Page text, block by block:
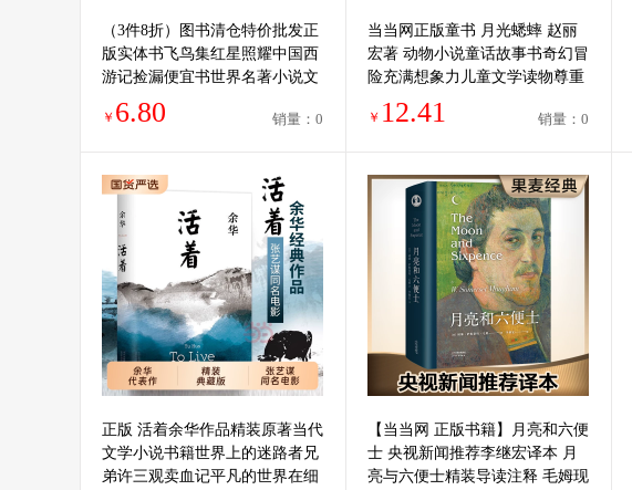
（3件8折）图书清仓特价批发正
版实体书飞鸟集红星照耀中国西
游记捡漏便宜书世界名著小说文
学畅销书排行榜低价论斤卖亏本
学生书籍
￥ 6.80 销量：0
当当网正版童书 月光蟋蟀 赵丽
宏著 动物小说童话故事书奇幻冒
险充满想象力儿童文学读物尊重
自然敬畏生命 小学生三四五年级
课外书
￥ 12.41 销量：0
正版 活着余华作品精装原著当代
文学小说书籍世界上的迷路者兄
弟许三观卖血记平凡的世界在细
【当当网 正版书籍】月亮和六便
士 央视新闻推荐李继宏译本 月
亮与六便士精装导读注释 毛姆现